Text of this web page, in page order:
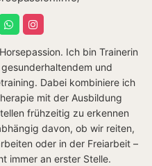
Ich bin Trainerin
und
Dabei kombiniere ich
mit der Ausbildung
frühzeitig zu erkennen
davon, ob wir reiten,
oder in der Freiarbeit –
immer an erster Stelle.